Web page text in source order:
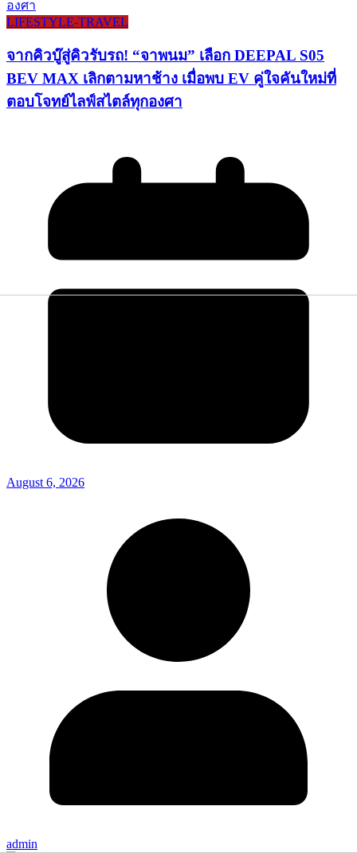
LIFESTYLE​-TRAVEL​
จากคิวบู๊สู่คิวรับรถ! “จาพนม” เลือก DEEPAL S05
BEV MAX เลิกตามหาช้าง เมื่อพบ EV คู่ใจคันใหม่ที่
ตอบโจทย์ไลฟ์สไตล์ทุกองศา
August 6, 2026
admin